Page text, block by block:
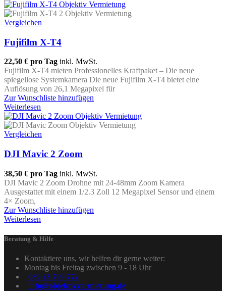
Vergleichen
Fujifilm X-T4
22,50 € pro Tag inkl. MwSt.
Fujifilm X-T4 mieten Professionelles Kraftpaket – Die neue
spiegellose Systemkamera Die neue Fujifilm X-T4 bietet eine
Auflösung von 26,1 Megapixel für
Zur Wunschliste hinzufügen
Weiterlesen
Vergleichen
DJI Mavic 2 Zoom
38,50 € pro Tag inkl. MwSt.
DJI Mavic 2 Zoom Drohne mit 24-48mm Zoom Kamera
Ausgestattet mit einem 1/2.3 Zoll 12 Megapixel Sensor und einem
4× Zoom,
Zur Wunschliste hinzufügen
Weiterlesen
Beratung & Hilfe
Kontaktiere uns, wir helfen dir gerne weiter:
Montag bis Freitag zwischen 9 - 18 Uhr
089 23 799 772
info@objektivvermietung.de